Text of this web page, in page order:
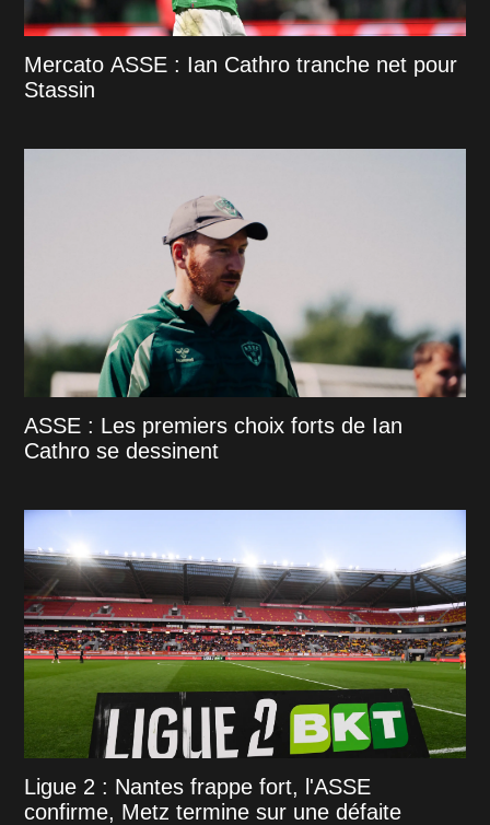
Mercato ASSE : Ian Cathro tranche net pour
Stassin
ASSE : Les premiers choix forts de Ian
Cathro se dessinent
Ligue 2 : Nantes frappe fort, l'ASSE
confirme, Metz termine sur une défaite